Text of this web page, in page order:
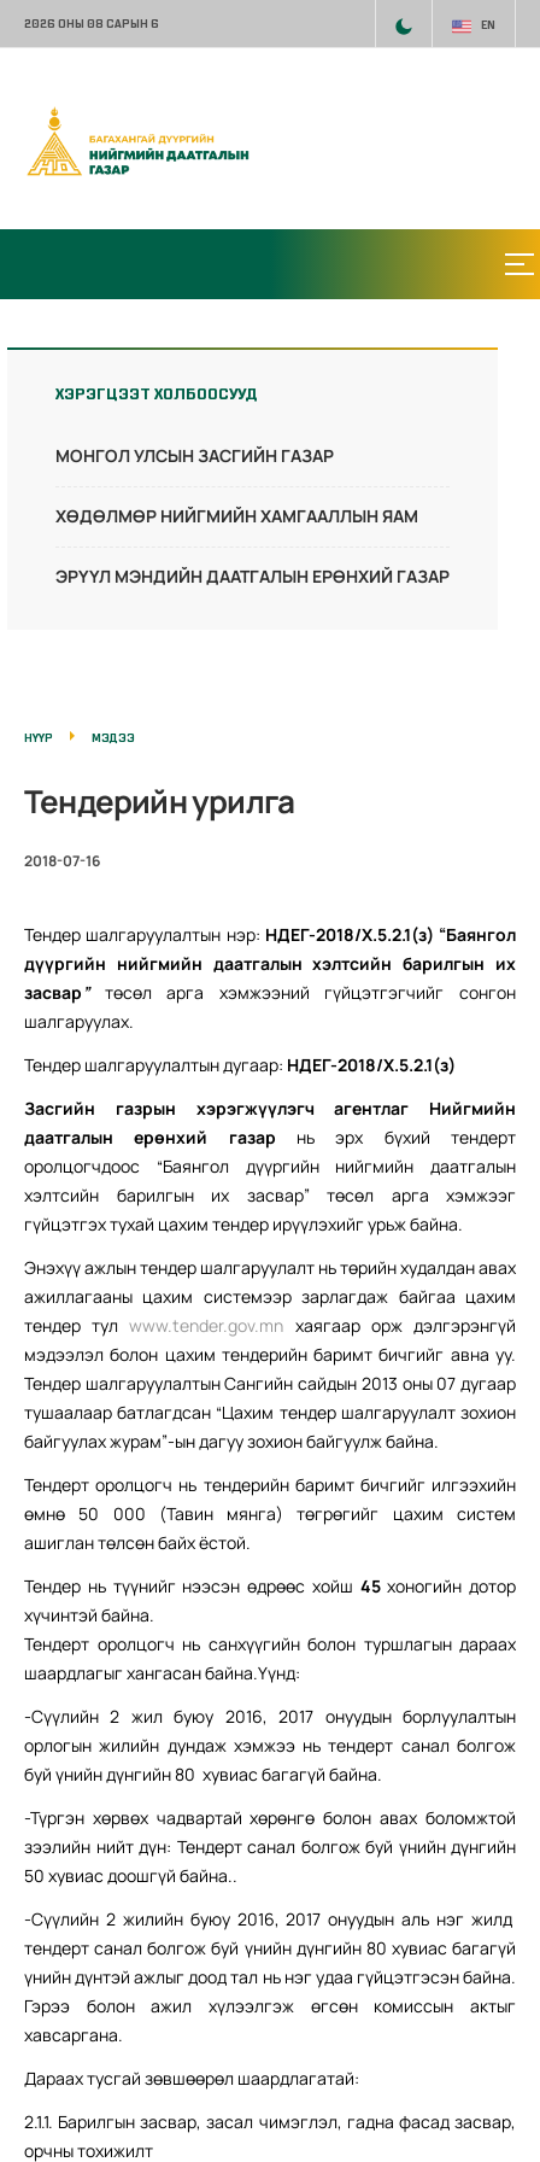
2026 ОНЫ 08 САРЫН 6 EN
ХЭРЭГЦЭЭТ ХОЛБООСУУД
МОНГОЛ УЛСЫН ЗАСГИЙН ГАЗАР
ХӨДӨЛМӨР НИЙГМИЙН ХАМГААЛЛЫН ЯАМ
ЭРҮҮЛ МЭНДИЙН ДААТГАЛЫН ЕРӨНХИЙ ГАЗАР
НҮҮР МЭДЭЭ
Тендерийн урилга
2018-07-16
Тендер шалгаруулалтын нэр: НДЕГ-2018/Х.5.2.1(з) “Баянгол
дүүргийн нийгмийн даатгалын хэлтсийн барилгын их
засвар ”төсөл арга хэмжээний гүйцэтгэгчийг сонгон
шалгаруулах.
Тендер шалгаруулалтын дугаар: НДЕГ-2018/Х.5.2.1(з)
Засгийн газрын хэрэгжүүлэгч агентлаг Нийгмийн
даатгалын ерөнхий газар нь эрх бүхий тендерт
оролцогчдоос “Баянгол дүүргийн нийгмийн даатгалын
хэлтсийн барилгын их засвар” төсөл арга хэмжээг
гүйцэтгэх тухай цахим тендер ирүүлэхийг урьж байна.
Энэхүү ажлын тендер шалгаруулалт нь төрийн худалдан авах
ажиллагааны цахим системээр зарлагдаж байгаа цахим
тендер тулwww.tender.gov.mn хаягаар орж дэлгэрэнгүй
мэдээлэл болон цахим тендерийн баримт бичгийг авна уу.
Тендер шалгаруулалтын Сангийн сайдын 2013 оны 07 дугаар
тушаалаар батлагдсан “Цахим тендер шалгаруулалт зохион
байгуулах журам”-ын дагуу зохион байгуулж байна.
Тендерт оролцогч нь тендерийн баримт бичгийг илгээхийн
өмнө 50 000 (Тавин мянга) төгрөгийг цахим систем
ашиглан төлсөн байх ёстой.
Тендер нь түүнийг нээсэн өдрөөс хойш 45хоногийн дотор
хүчинтэй байна.
Тендерт оролцогч нь санхүүгийн болон туршлагын дараах
шаардлагыг хангасан байна.Үүнд:
-Сүүлийн 2 жил буюу 2016, 2017 онуудын борлуулалтын
орлогын жилийн дундаж хэмжээ нь тендерт санал болгож
буй үнийн дүнгийн 80 хувиас багагүй байна.
-Түргэн хөрвөх чадвартай хөрөнгө болон авах боломжтой
зээлийн нийт дүн: Тендерт санал болгож буй үнийн дүнгийн
50 хувиас доошгүй байна..
-Сүүлийн 2 жилийн буюу 2016, 2017 онуудын аль нэг жилд
тендерт санал болгож буй үнийн дүнгийн 80 хувиас багагүй
үнийн дүнтэй ажлыг доод тал нь нэг удаа гүйцэтгэсэн байна.
Гэрээ болон ажил хүлээлгэж өгсөн комиссын актыг
хавсаргана.
Дараах тусгай зөвшөөрөл шаардлагатай:
2.1.1. Барилгын засвар, засал чимэглэл, гадна фасад засвар,
орчны тохижилт